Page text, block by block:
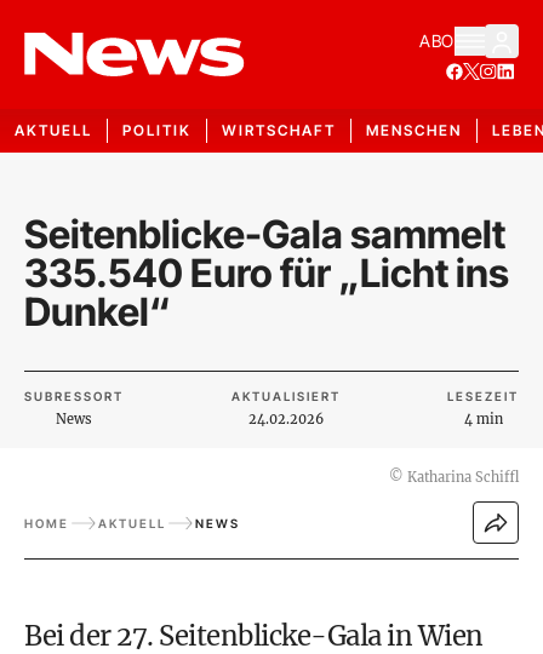
ABO
AKTUELL POLITIK WIRTSCHAFT MENSCHEN
Seitenblicke-Gala sammelt
335.540 Euro für „Licht ins
Dunkel“
SUBRESSORT
News
AKTUALISIERT
24.02.2026
LESEZEIT
4 min
© Katharina Schiffl
HOME AKTUELL NEWS
Bei der 27. Seitenblicke-Gala in Wien